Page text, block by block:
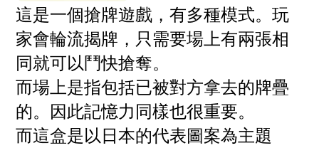
這是一個搶牌遊戲，有多種模式。玩
家會輪流揭牌，只需要場上有兩張相
同就可以鬥快搶奪。
而場上是指包括已被對方拿去的牌疊
的。因此記憶力同樣也很重要。
而這盒是以日本的代表圖案為主題